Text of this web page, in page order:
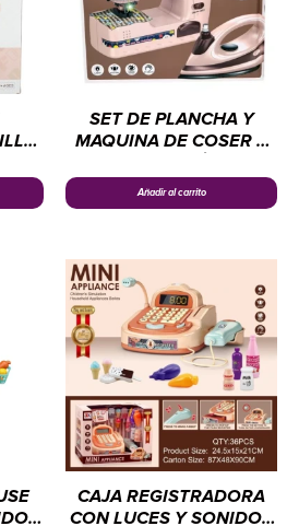
SET DE PLANCHA Y
MAQUINA DE COSER –
CHENGI
Añadir al carrito
CAJA REGISTRADORA
CON LUCES Y SONIDOS